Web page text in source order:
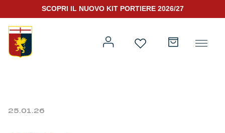
Prima squadra
Kit Gara 2026/27
SCOPRI IL NUOVO KIT PORTIERE 2026/27
25.01.26